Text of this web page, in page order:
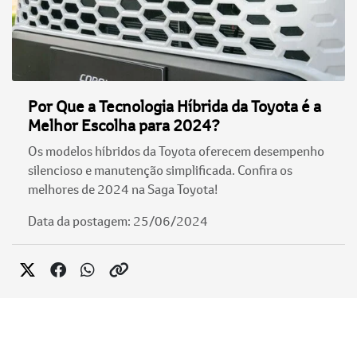
Por Que a Tecnologia Híbrida da Toyota é a
Melhor Escolha para 2024?
Os modelos híbridos da Toyota oferecem desempenho
silencioso e manutenção simplificada. Confira os
melhores de 2024 na Saga Toyota!
Data da postagem: 25/06/2024